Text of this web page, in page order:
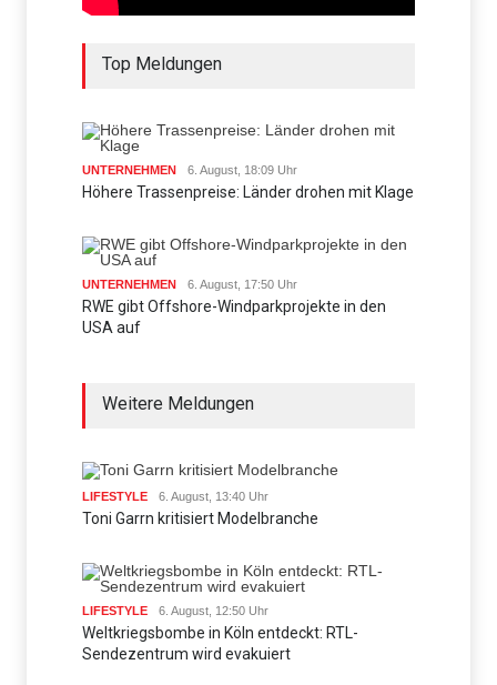
Top Meldungen
UNTERNEHMEN 6. August, 18:09 Uhr
Höhere Trassenpreise: Länder drohen mit Klage
UNTERNEHMEN 6. August, 17:50 Uhr
RWE gibt Offshore-Windparkprojekte in den
USA auf
Weitere Meldungen
LIFESTYLE 6. August, 13:40 Uhr
Toni Garrn kritisiert Modelbranche
LIFESTYLE 6. August, 12:50 Uhr
Weltkriegsbombe in Köln entdeckt: RTL-
Sendezentrum wird evakuiert